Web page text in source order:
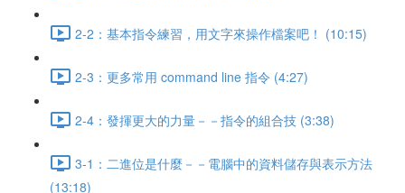
2-2：基本指令練習，用文字來操作檔案吧！ (10:15)
2-3：更多常用 command line 指令 (4:27)
2-4：發揮更大的力量－－指令的組合技 (3:38)
3-1：二進位是什麼－－電腦中的資料儲存與表示方法
(13:18)